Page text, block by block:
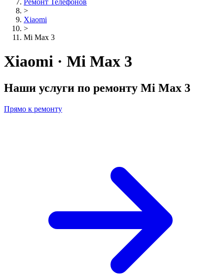
Ремонт Телефонов
>
Xiaomi
>
Mi Max 3
Xiaomi · Mi Max 3
Наши услуги по ремонту Mi Max 3
Прямо к ремонту